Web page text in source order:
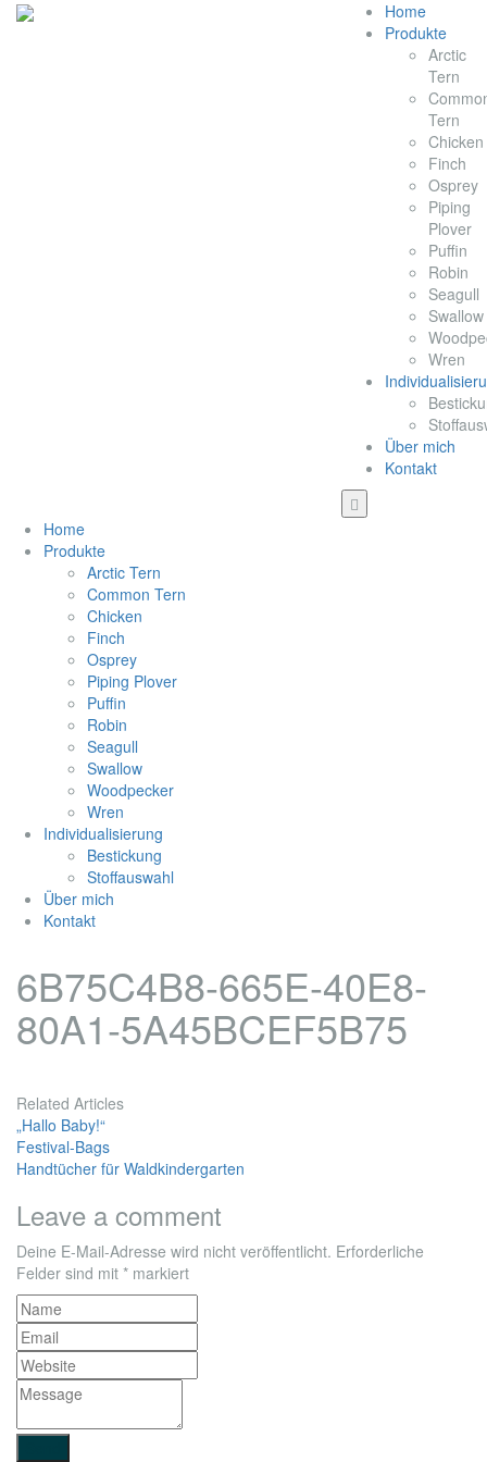
Home
Produkte
Arctic
Tern
Tern
Chicken
Finch
Osprey
Piping
Plover
Puffin
Robin
Seagull
Swallow
Wren
Über mich
Kontakt
Home
Produkte
Arctic Tern
Common Tern
Chicken
Finch
Osprey
Piping Plover
Puffin
Robin
Seagull
Swallow
Woodpecker
Wren
Individualisierung
Bestickung
Stoffauswahl
Über mich
Kontakt
6B75C4B8-665E-40E8-
80A1-5A45BCEF5B75
Related Articles
„Hallo Baby!“
Festival-Bags
Handtücher für Waldkindergarten
Leave a comment
Deine E-Mail-Adresse wird nicht veröffentlicht. Erforderliche
Felder sind mit * markiert